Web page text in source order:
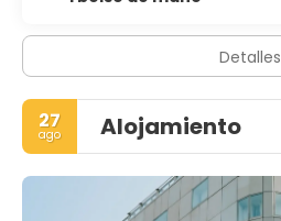
Detalles
27
ago Alojamiento